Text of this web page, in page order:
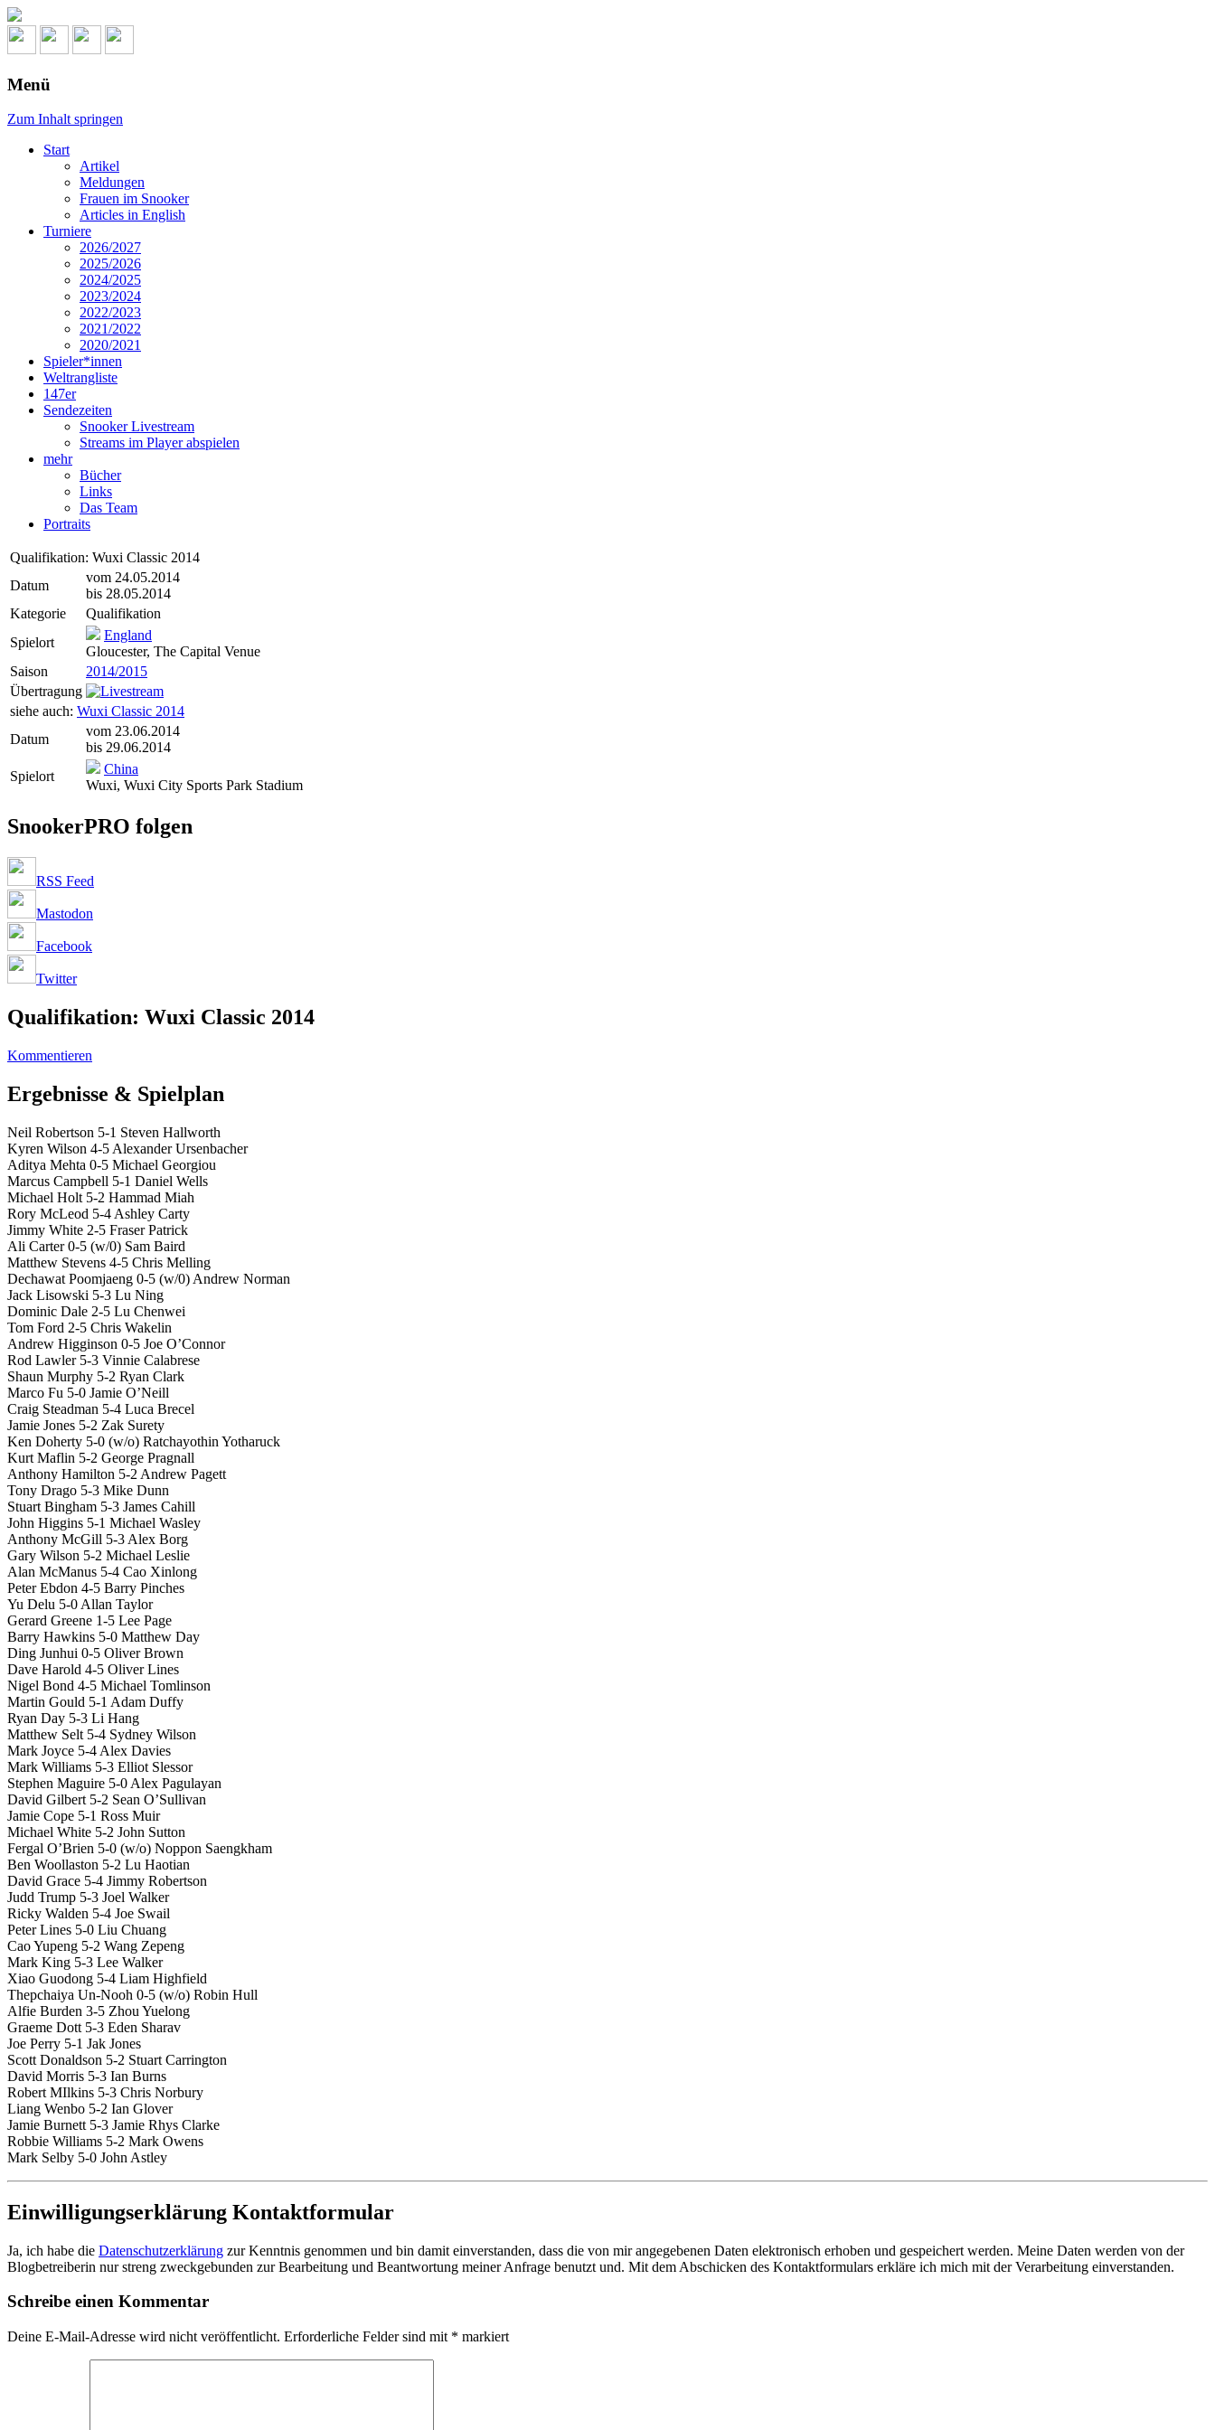
Menü
Zum Inhalt springen
Start
Artikel
Meldungen
Frauen im Snooker
Articles in English
Turniere
2026/2027
2025/2026
2024/2025
2023/2024
2022/2023
2021/2022
2020/2021
Spieler*innen
Weltrangliste
147er
Sendezeiten
Snooker Livestream
Streams im Player abspielen
mehr
Bücher
Links
Das Team
Portraits
Qualifikation: Wuxi Classic 2014
Datum
vom 24.05.2014
bis 28.05.2014
Kategorie
Qualifikation
Spielort
England
Gloucester, The Capital Venue
Saison
2014/2015
Übertragung
siehe auch: Wuxi Classic 2014
Datum
vom 23.06.2014
bis 29.06.2014
Spielort
China
Wuxi, Wuxi City Sports Park Stadium
SnookerPRO folgen
RSS Feed
Mastodon
Facebook
Twitter
Qualifikation: Wuxi Classic 2014
Kommentieren
Ergebnisse & Spielplan
Neil Robertson 5-1 Steven Hallworth
Kyren Wilson 4-5 Alexander Ursenbacher
Aditya Mehta 0-5 Michael Georgiou
Marcus Campbell 5-1 Daniel Wells
Michael Holt 5-2 Hammad Miah
Rory McLeod 5-4 Ashley Carty
Jimmy White 2-5 Fraser Patrick
Ali Carter 0-5 (w/0) Sam Baird
Matthew Stevens 4-5 Chris Melling
Dechawat Poomjaeng 0-5 (w/0) Andrew Norman
Jack Lisowski 5-3 Lu Ning
Dominic Dale 2-5 Lu Chenwei
Tom Ford 2-5 Chris Wakelin
Andrew Higginson 0-5 Joe O’Connor
Rod Lawler 5-3 Vinnie Calabrese
Shaun Murphy 5-2 Ryan Clark
Marco Fu 5-0 Jamie O’Neill
Craig Steadman 5-4 Luca Brecel
Jamie Jones 5-2 Zak Surety
Ken Doherty 5-0 (w/o) Ratchayothin Yotharuck
Kurt Maflin 5-2 George Pragnall
Anthony Hamilton 5-2 Andrew Pagett
Tony Drago 5-3 Mike Dunn
Stuart Bingham 5-3 James Cahill
John Higgins 5-1 Michael Wasley
Anthony McGill 5-3 Alex Borg
Gary Wilson 5-2 Michael Leslie
Alan McManus 5-4 Cao Xinlong
Peter Ebdon 4-5 Barry Pinches
Yu Delu 5-0 Allan Taylor
Gerard Greene 1-5 Lee Page
Barry Hawkins 5-0 Matthew Day
Ding Junhui 0-5 Oliver Brown
Dave Harold 4-5 Oliver Lines
Nigel Bond 4-5 Michael Tomlinson
Martin Gould 5-1 Adam Duffy
Ryan Day 5-3 Li Hang
Matthew Selt 5-4 Sydney Wilson
Mark Joyce 5-4 Alex Davies
Mark Williams 5-3 Elliot Slessor
Stephen Maguire 5-0 Alex Pagulayan
David Gilbert 5-2 Sean O’Sullivan
Jamie Cope 5-1 Ross Muir
Michael White 5-2 John Sutton
Fergal O’Brien 5-0 (w/o) Noppon Saengkham
Ben Woollaston 5-2 Lu Haotian
David Grace 5-4 Jimmy Robertson
Judd Trump 5-3 Joel Walker
Ricky Walden 5-4 Joe Swail
Peter Lines 5-0 Liu Chuang
Cao Yupeng 5-2 Wang Zepeng
Mark King 5-3 Lee Walker
Xiao Guodong 5-4 Liam Highfield
Thepchaiya Un-Nooh 0-5 (w/o) Robin Hull
Alfie Burden 3-5 Zhou Yuelong
Graeme Dott 5-3 Eden Sharav
Joe Perry 5-1 Jak Jones
Scott Donaldson 5-2 Stuart Carrington
David Morris 5-3 Ian Burns
Robert MIlkins 5-3 Chris Norbury
Liang Wenbo 5-2 Ian Glover
Jamie Burnett 5-3 Jamie Rhys Clarke
Robbie Williams 5-2 Mark Owens
Mark Selby 5-0 John Astley
Einwilligungserklärung Kontaktformular
Ja, ich habe die Datenschutzerklärung zur Kenntnis genommen und bin damit einverstanden, dass die von mir angegebenen Daten elektronisch erhoben und gespeichert werden. Meine Daten werden von der
Blogbetreiberin nur streng zweckgebunden zur Bearbeitung und Beantwortung meiner Anfrage benutzt und. Mit dem Abschicken des Kontaktformulars erkläre ich mich mit der Verarbeitung einverstanden.
Schreibe einen Kommentar
Deine E-Mail-Adresse wird nicht veröffentlicht. Erforderliche Felder sind mit * markiert